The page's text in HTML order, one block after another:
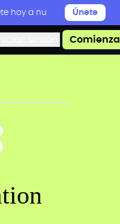
hoy a nuestro Discord
Únete